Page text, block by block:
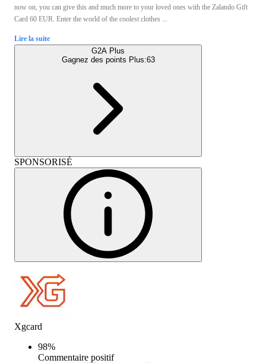
now on, you can give this and much more to your loved ones with the Zalando Gift
Card 60 EUR. Enter the world of the coolest clothes ...
Lire la suite
G2A Plus
Gagnez des points Plus:63
SPONSORISÉ
Xgcard
98%
Commentaire positif